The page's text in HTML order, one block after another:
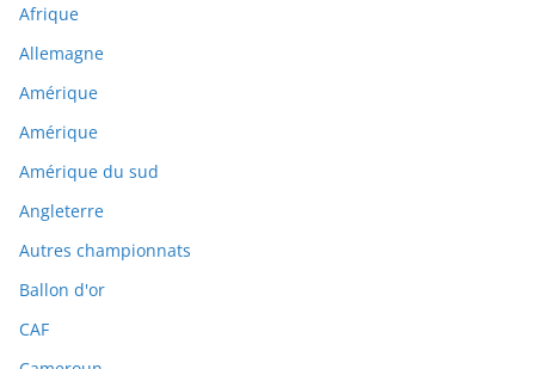
Afrique
Allemagne
Amérique
Amérique
Amérique du sud
Angleterre
Autres championnats
Ballon d'or
CAF